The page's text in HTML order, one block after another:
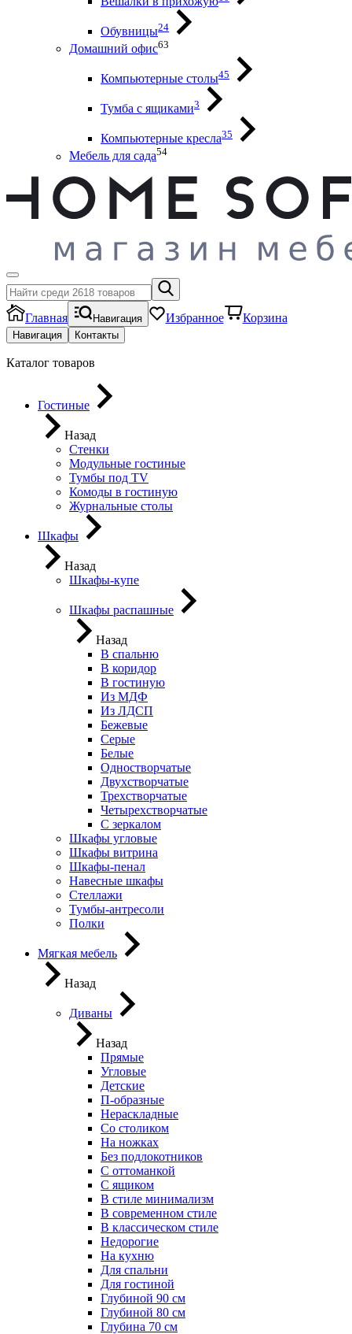
Обувницы24
Домашний офис63
Компьютерные столы45
Тумба с ящиками3
Компьютерные кресла35
Мебель для сада54
Главная Навигация Избранное Корзина
Навигация Контакты
Каталог товаров
Гостиные
Назад
Стенки
Модульные гостиные
Тумбы под ТV
Комоды в гостиную
Журнальные столы
Шкафы
Назад
Шкафы-купе
Шкафы распашные
Назад
В спальню
В коридор
В гостиную
Из МДФ
Из ЛДСП
Бежевые
Серые
Белые
Одностворчатые
Двухстворчатые
Трехстворчатые
Четырехстворчатые
С зеркалом
Шкафы угловые
Шкафы витрина
Шкафы-пенал
Навесные шкафы
Стеллажи
Тумбы-антресоли
Полки
Мягкая мебель
Назад
Диваны
Назад
Прямые
Угловые
Детские
П-образные
Нераскладные
Со столиком
На ножках
Без подлокотников
С оттоманкой
С ящиком
В стиле минимализм
В современном стиле
В классическом стиле
Недорогие
На кухню
Для спальни
Для гостиной
Глубиной 90 см
Глубиной 80 см
Глубина 70 см